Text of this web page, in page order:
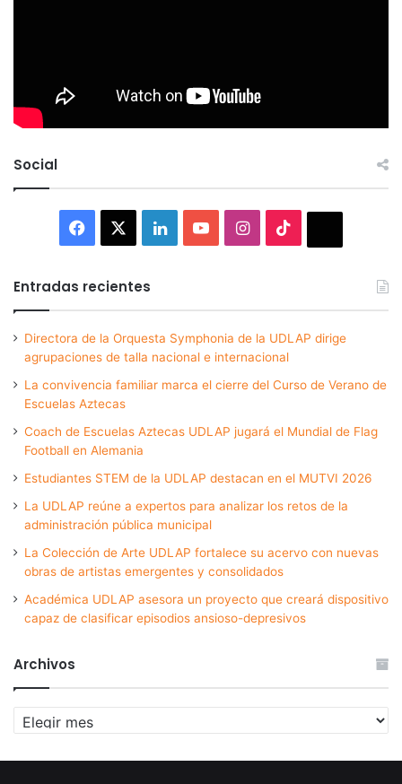
Social
Facebook LinkedInYouTubeInstagram
Entradas recientes
Directora de la Orquesta Symphonia de la UDLAP dirige
agrupaciones de talla nacional e internacional
La convivencia familiar marca el cierre del Curso de Verano de
Escuelas Aztecas
Coach de Escuelas Aztecas UDLAP jugará el Mundial de Flag
Football en Alemania
Estudiantes STEM de la UDLAP destacan en el MUTVI 2026
La UDLAP reúne a expertos para analizar los retos de la
administración pública municipal
La Colección de Arte UDLAP fortalece su acervo con nuevas
obras de artistas emergentes y consolidados
Académica UDLAP asesora un proyecto que creará dispositivo
capaz de clasificar episodios ansioso-depresivos
Archivos
Archivos